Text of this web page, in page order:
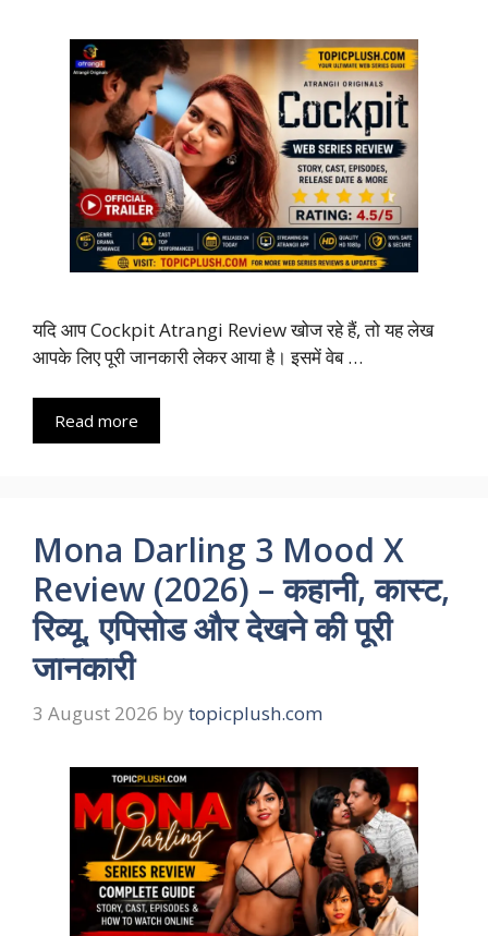
यदि आप Cockpit Atrangi Review खोज रहे हैं, तो यह लेख
आपके लिए पूरी जानकारी लेकर आया है। इसमें वेब …
Read more
Mona Darling 3 Mood X
Review (2026) – कहानी, कास्ट,
रिव्यू, एपिसोड और देखने की पूरी
जानकारी
3 August 2026 by topicplush.com